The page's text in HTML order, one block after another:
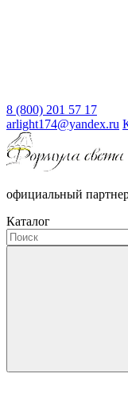
8 (800) 201 57 17
arlight174@yandex.ru
официальный
Каталог